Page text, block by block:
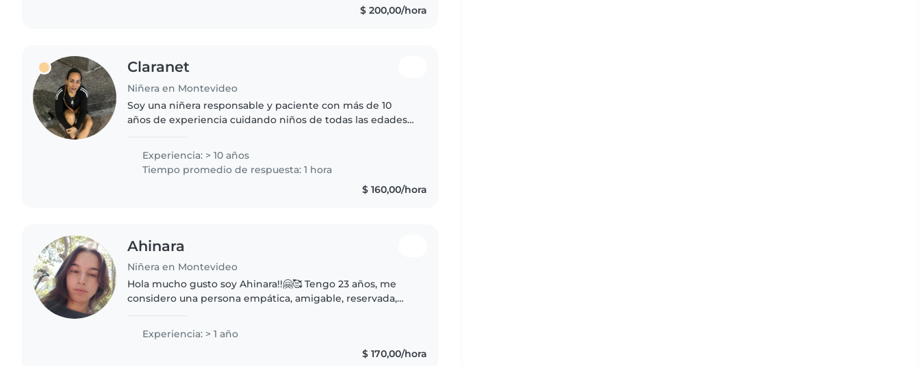
$ 200,00/hora
Claranet
Niñera en Montevideo
Soy una niñera responsable y paciente con más de 10
años de experiencia cuidando niños de todas las edades,
Experiencia: > 10 años
Tiempo promedio de respuesta: 1 hora
$ 160,00/hora
Ahinara
Niñera en Montevideo
Hola mucho gusto soy Ahinara!!🤗🥰 Tengo 23 años, me
considero una persona empática, amigable, reservada,
todo lo relacionado..
Experiencia: > 1 año
$ 170,00/hora